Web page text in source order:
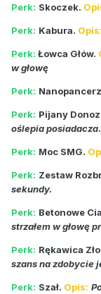
Perk: Skoczek.
Perk: Kabura. Opis:
Perk: Łowca Głów.
w głowę
Perk:
Perk: Pijany
oślepia posiadacza.
Perk: Moc SMG.
Perk: Zestaw
sekundy.
Perk: Betonowe
strzałem w głowę
Perk: Rękawica
szans na zdobycie
Perk: Szał. Opis: